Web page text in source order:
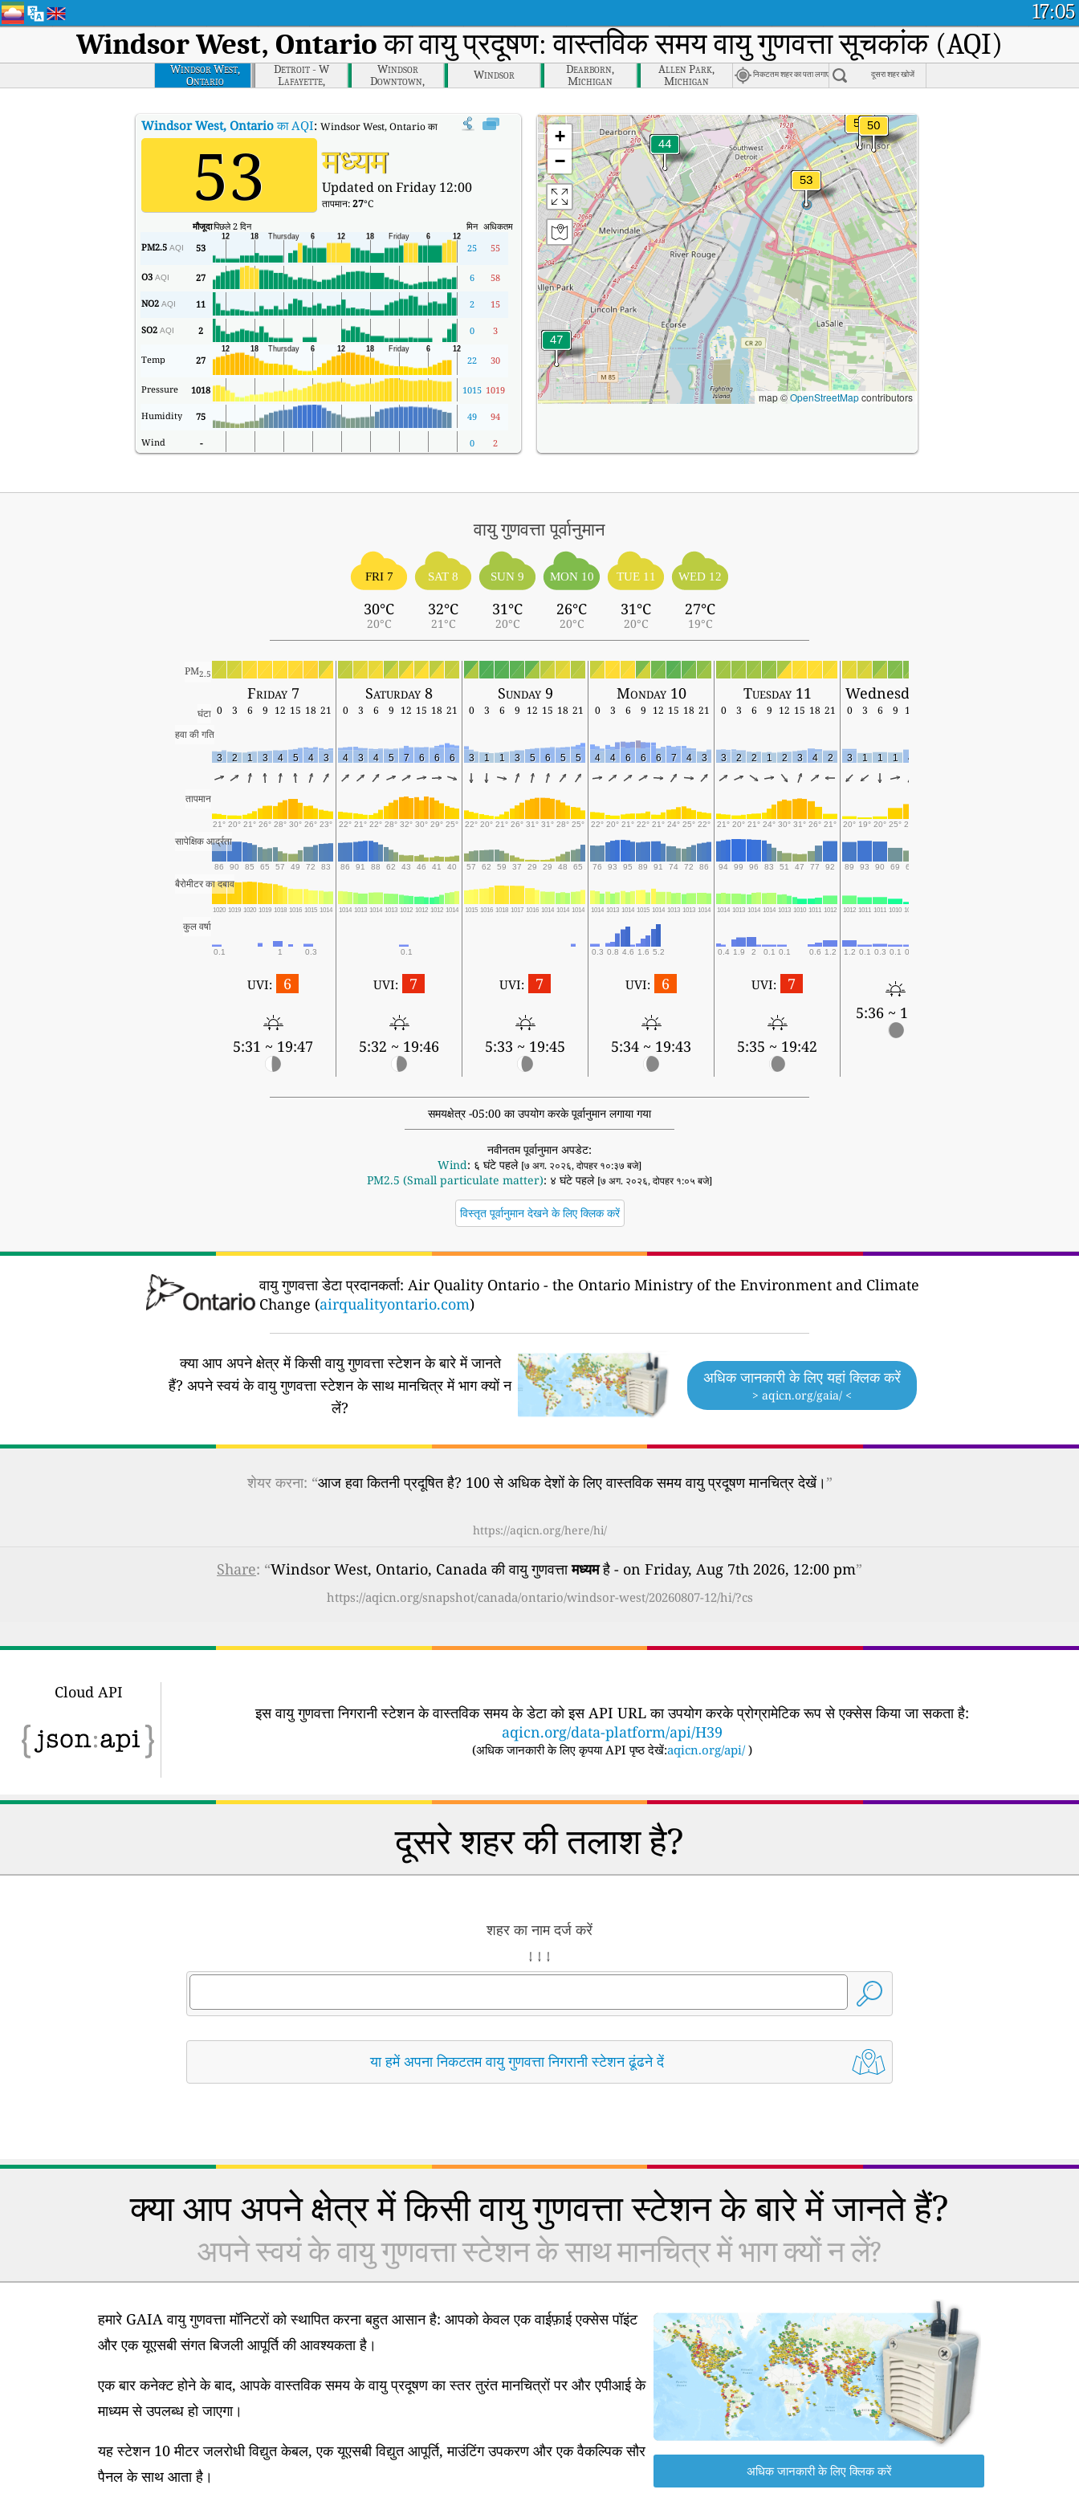
17:05
Windsor West, Ontarioका वायु प्रदूषण: वास्तविक समय वायु गुणवत्ता सूचकांक (AQI)
Windsor West,
Ontario
Detroit - W
Lafayette,
Michigan
Windsor
Downtown,
Ontario
Windsor
Dearborn,
Michigan
Allen Park,
Michigan
निकटतम शहर का पता लगाएं दूसरा शहर खोजें
Windsor West, Ontarioका AQI: Windsor West, Ontario का वास्तविक समय वायु गुणवत्ता सूचकांक (AQI)।
53 मध्यम
Updated on Friday 12:00
तापमान:27°C
मौजूदापिछले 2 दिन मिन अधिकतम
PM2.5 AQI 53 25 55
O3 AQI 27 6 58
NO2 AQI 11 2 15
SO2 AQI 2 0 3
Temp 27 22 30
Pressure 1018 1015 1019
Humidity 75 49 94
Wind - 0 2
+
−
map ©OpenStreetMapcontributors
वायु गुणवत्ता पूर्वानुमान
FRI 7
30°C
20°C
SAT 8
32°C
21°C
SUN 9
31°C
20°C
MON 10
26°C
20°C
TUE 11
31°C
20°C
WED 12
27°C
19°C
PM2.5
Friday 7 Saturday 8 Sunday 9 Monday 10 Tuesday 11 Wednesday 12
घंटा 0 3 6 9 12 15 18 21 0 3 6 9 12 15 18 21 0 3 6 9 12 15 18 21 0 3 6 9 12 15 18 21 0 3 6 9 12 15 18 21 0 3 6 9 12
हवा की गति
3 2 1 3 4 5 4 3 4 3 4 5 7 6 6 6 3 1 1 3 5 6 5 5 4 4 6 6 6 7 4 3 3 2 2 1 2 3 4 2 3 1 1 1 4
तापमान
21° 20° 21° 26° 28° 30° 26° 23° 22° 21° 22° 28° 32° 30° 29° 25° 22° 20° 21° 26° 31° 31° 28° 25° 22° 20° 21° 22° 21° 24° 25° 22° 21° 20° 21° 24° 30° 31° 26° 21° 20° 19° 20° 25° 27°
सापेक्षिक आर्द्रता
86 90 85 65 57 49 72 83 86 91 88 62 43 46 41 40 57 62 59 37 29 29 48 65 76 93 95 89 91 74 72 86 94 99 96 83 51 47 77 92 89 93 90 69 60
बैरोमीटर का दबाव
1020 1019 1020 1019 1018 1016 1015 1014 1014 1013 1014 1013 1012 1012 1012 1014 1015 1016 1018 1017 1016 1014 1014 1014 1014 1013 1014 1015 1014 1013 1013 1014 1014 1013 1014 1014 1013 1010 1011 1012 1012 1011 1011 1010 1009
कुल वर्षा
0.1 1 0.3 0.1 0.3 0.8 4.6 1.6 5.2 0.4 1.9 2 0.1 0.1 0.6 1.2 1.2 0.1 0.3 0.1 0.1
UVI: 6
5:31 ~ 19:47
UVI: 7
5:32 ~ 19:46
UVI: 7
5:33 ~ 19:45
UVI: 6
5:34 ~ 19:43
UVI: 7
5:35 ~ 19:42
5:36 ~ 19:41
समयक्षेत्र -05:00 का उपयोग करके पूर्वानुमान लगाया गया
नवीनतम पूर्वानुमान अपडेट:
Wind: ६ घंटे पहले [७ अग. २०२६, दोपहर १०:३७ बजे]
PM2.5 (Small particulate matter): ४ घंटे पहले [७ अग. २०२६, दोपहर १:०५ बजे]
विस्तृत पूर्वानुमान देखने के लिए क्लिक करें
वायु गुणवत्ता डेटा प्रदानकर्ता: Air Quality Ontario - the Ontario Ministry of the Environment and Climate
Change (airqualityontario.com)
क्या आप अपने क्षेत्र में किसी वायु गुणवत्ता स्टेशन के बारे में जानते
हैं? अपने स्वयं के वायु गुणवत्ता स्टेशन के साथ मानचित्र में भाग क्यों न
लें?
अधिक जानकारी के लिए यहां क्लिक करें
> aqicn.org/gaia/ <
शेयर करना: “आज हवा कितनी प्रदूषित है? 100 से अधिक देशों के लिए वास्तविक समय वायु प्रदूषण मानचित्र देखें।”
https://aqicn.org/here/hi/
Share: “Windsor West, Ontario, Canada की वायु गुणवत्तामध्यमहै - on Friday, Aug 7th 2026, 12:00 pm”
https://aqicn.org/snapshot/canada/ontario/windsor-west/20260807-12/hi/?cs
Cloud API
इस वायु गुणवत्ता निगरानी स्टेशन के वास्तविक समय के डेटा को इस API URL का उपयोग करके प्रोग्रामेटिक रूप से एक्सेस किया जा सकता है:
aqicn.org/data-platform/api/H39
(अधिक जानकारी के लिए कृपया API पृष्ठ देखें:aqicn.org/api/ )
दूसरे शहर की तलाश है?
शहर का नाम दर्ज करें
↓ ↓ ↓
या हमें अपना निकटतम वायु गुणवत्ता निगरानी स्टेशन ढूंढने दें
क्या आप अपने क्षेत्र में किसी वायु गुणवत्ता स्टेशन के बारे में जानते हैं?
अपने स्वयं के वायु गुणवत्ता स्टेशन के साथ मानचित्र में भाग क्यों न लें?
हमारे GAIA वायु गुणवत्ता मॉनिटरों को स्थापित करना बहुत आसान है: आपको केवल एक वाईफ़ाई एक्सेस पॉइंट
और एक यूएसबी संगत बिजली आपूर्ति की आवश्यकता है।
एक बार कनेक्ट होने के बाद, आपके वास्तविक समय के वायु प्रदूषण का स्तर तुरंत मानचित्रों पर और एपीआई के
माध्यम से उपलब्ध हो जाएगा।
यह स्टेशन 10 मीटर जलरोधी विद्युत केबल, एक यूएसबी विद्युत आपूर्ति, माउंटिंग उपकरण और एक वैकल्पिक सौर
पैनल के साथ आता है।
अधिक जानकारी के लिए क्लिक करें